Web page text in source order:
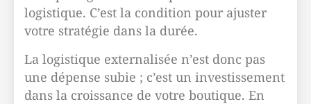
logistique. C’est la condition pour ajuster
votre stratégie dans la durée.
La logistique externalisée n’est donc pas
une dépense subie ; c’est un investissement
dans la croissance de votre boutique. En